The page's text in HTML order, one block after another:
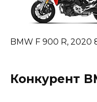
BMW F 900 R, 2020
Конкурент